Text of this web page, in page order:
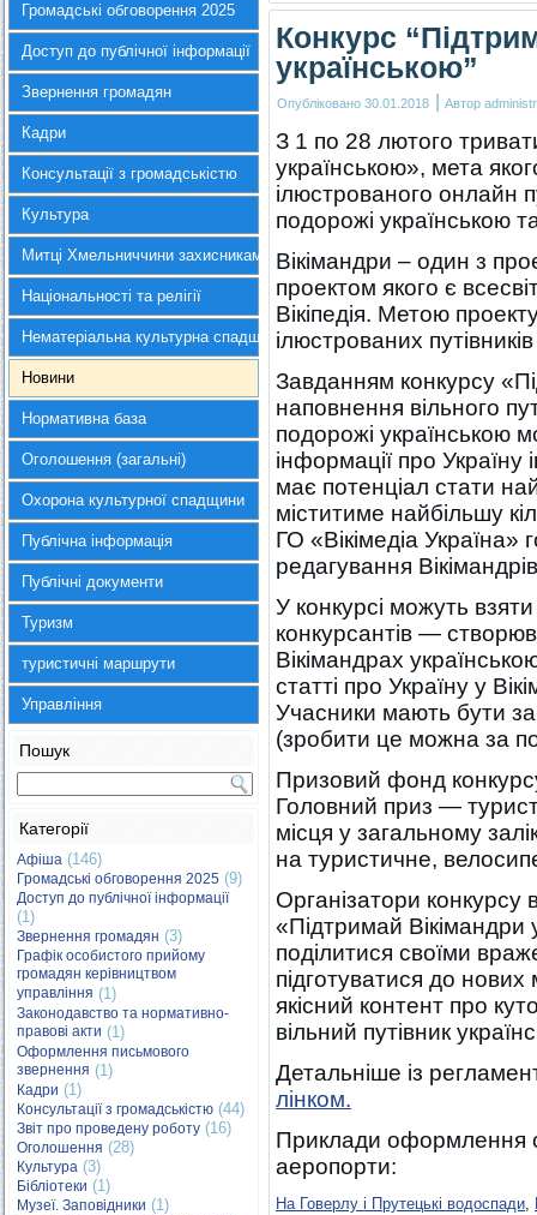
Громадські обговорення 2025
Доступ до публічної інформації
Звернення громадян
Кадри
Консультації з громадськістю
Культура
Митці Хмельниччини захисникам України
Національності та релігії
Нематеріальна культурна спадщина
Новини
Нормативна база
Оголошення (загальні)
Охорона культурної спадщини
Публічна інформація
Публічні документи
Туризм
туристичні маршрути
Управління
Пошук
Категорії
Афіша (146)
Громадські обговорення 2025 (9)
Доступ до публічної інформації
(1)
Звернення громадян (3)
Графік особистого прийому
громадян керівництвом
управління (1)
Законодавство та нормативно-
правові акти (1)
Оформлення письмового
звернення (1)
Кадри (1)
Консультації з громадськістю (44)
Звіт про проведену роботу (16)
Оголошення (28)
Культура (3)
Бібліотеки (1)
Музеї. Заповідники (1)
Конкурс
українською”
Опубліковано 30.01.2018 | Автор
З 1 по 28 лютого
українською», мета
ілюстрованого онлайн
подорожі українською
Вікімандри – один з
проектом якого є
Вікіпедія. Метою
ілюстрованих
Завданням конкурсу
наповнення вільного
подорожі українською
інформації про
має потенціал стати
міститиме найбільшу
ГО «Вікімедіа Україна»
редагування
У конкурсі можуть
конкурсантів —
Вікімандрах
статті про Україну у
Учасники мають бути
(зробити це можна за
Призовий фонд
Головний приз —
місця у загальному
на туристичне,
Організатори
«Підтримай Вікімандри
поділитися своїми
підготуватися до
якісний контент про
вільний путівник
Детальніше із
лінком.
Приклади оформлення
аеропорти:
На Говерлу і Прутецькі водоспади,